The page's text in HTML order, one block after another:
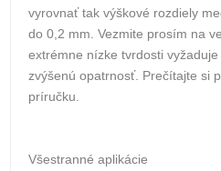
vyrovnať tak výškové rozdiely
do 0,2 mm. Vezmite prosím na
extrémne nízke tvrdosti
zvýšenú opatrnosť. Prečítajte si
príručku.
Všestranné aplikácie